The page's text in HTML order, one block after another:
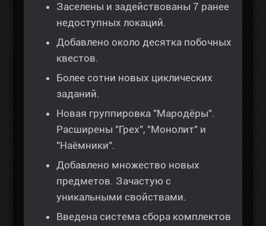
Заселены и задействованы 7 ранее
недоступных локаций.
Добавлено около десятка побочных
квестов.
Более сотни новых циклических
заданий.
Новая группировка "Мародёры".
Расширены "Грех", "Монолит" и
"Наёмники".
Добавлено множество новых
предметов. Зачастую с
уникальными свойствами.
Введена система сбора комплектов